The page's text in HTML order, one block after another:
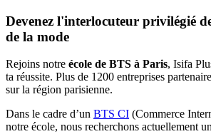
Devenez l'interlocuteur privilégié
de la mode
Rejoins notre école de BTS à Paris, Isifa
ta réussite. Plus de 1200 entreprises
sur la région parisienne.
Dans le cadre d’un BTS CI (Commerce
notre école, nous recherchons actuellement